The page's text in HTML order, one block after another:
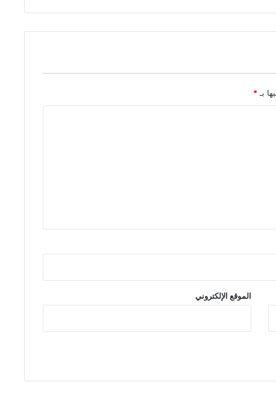
بـ*
الموقع الإلكتروني